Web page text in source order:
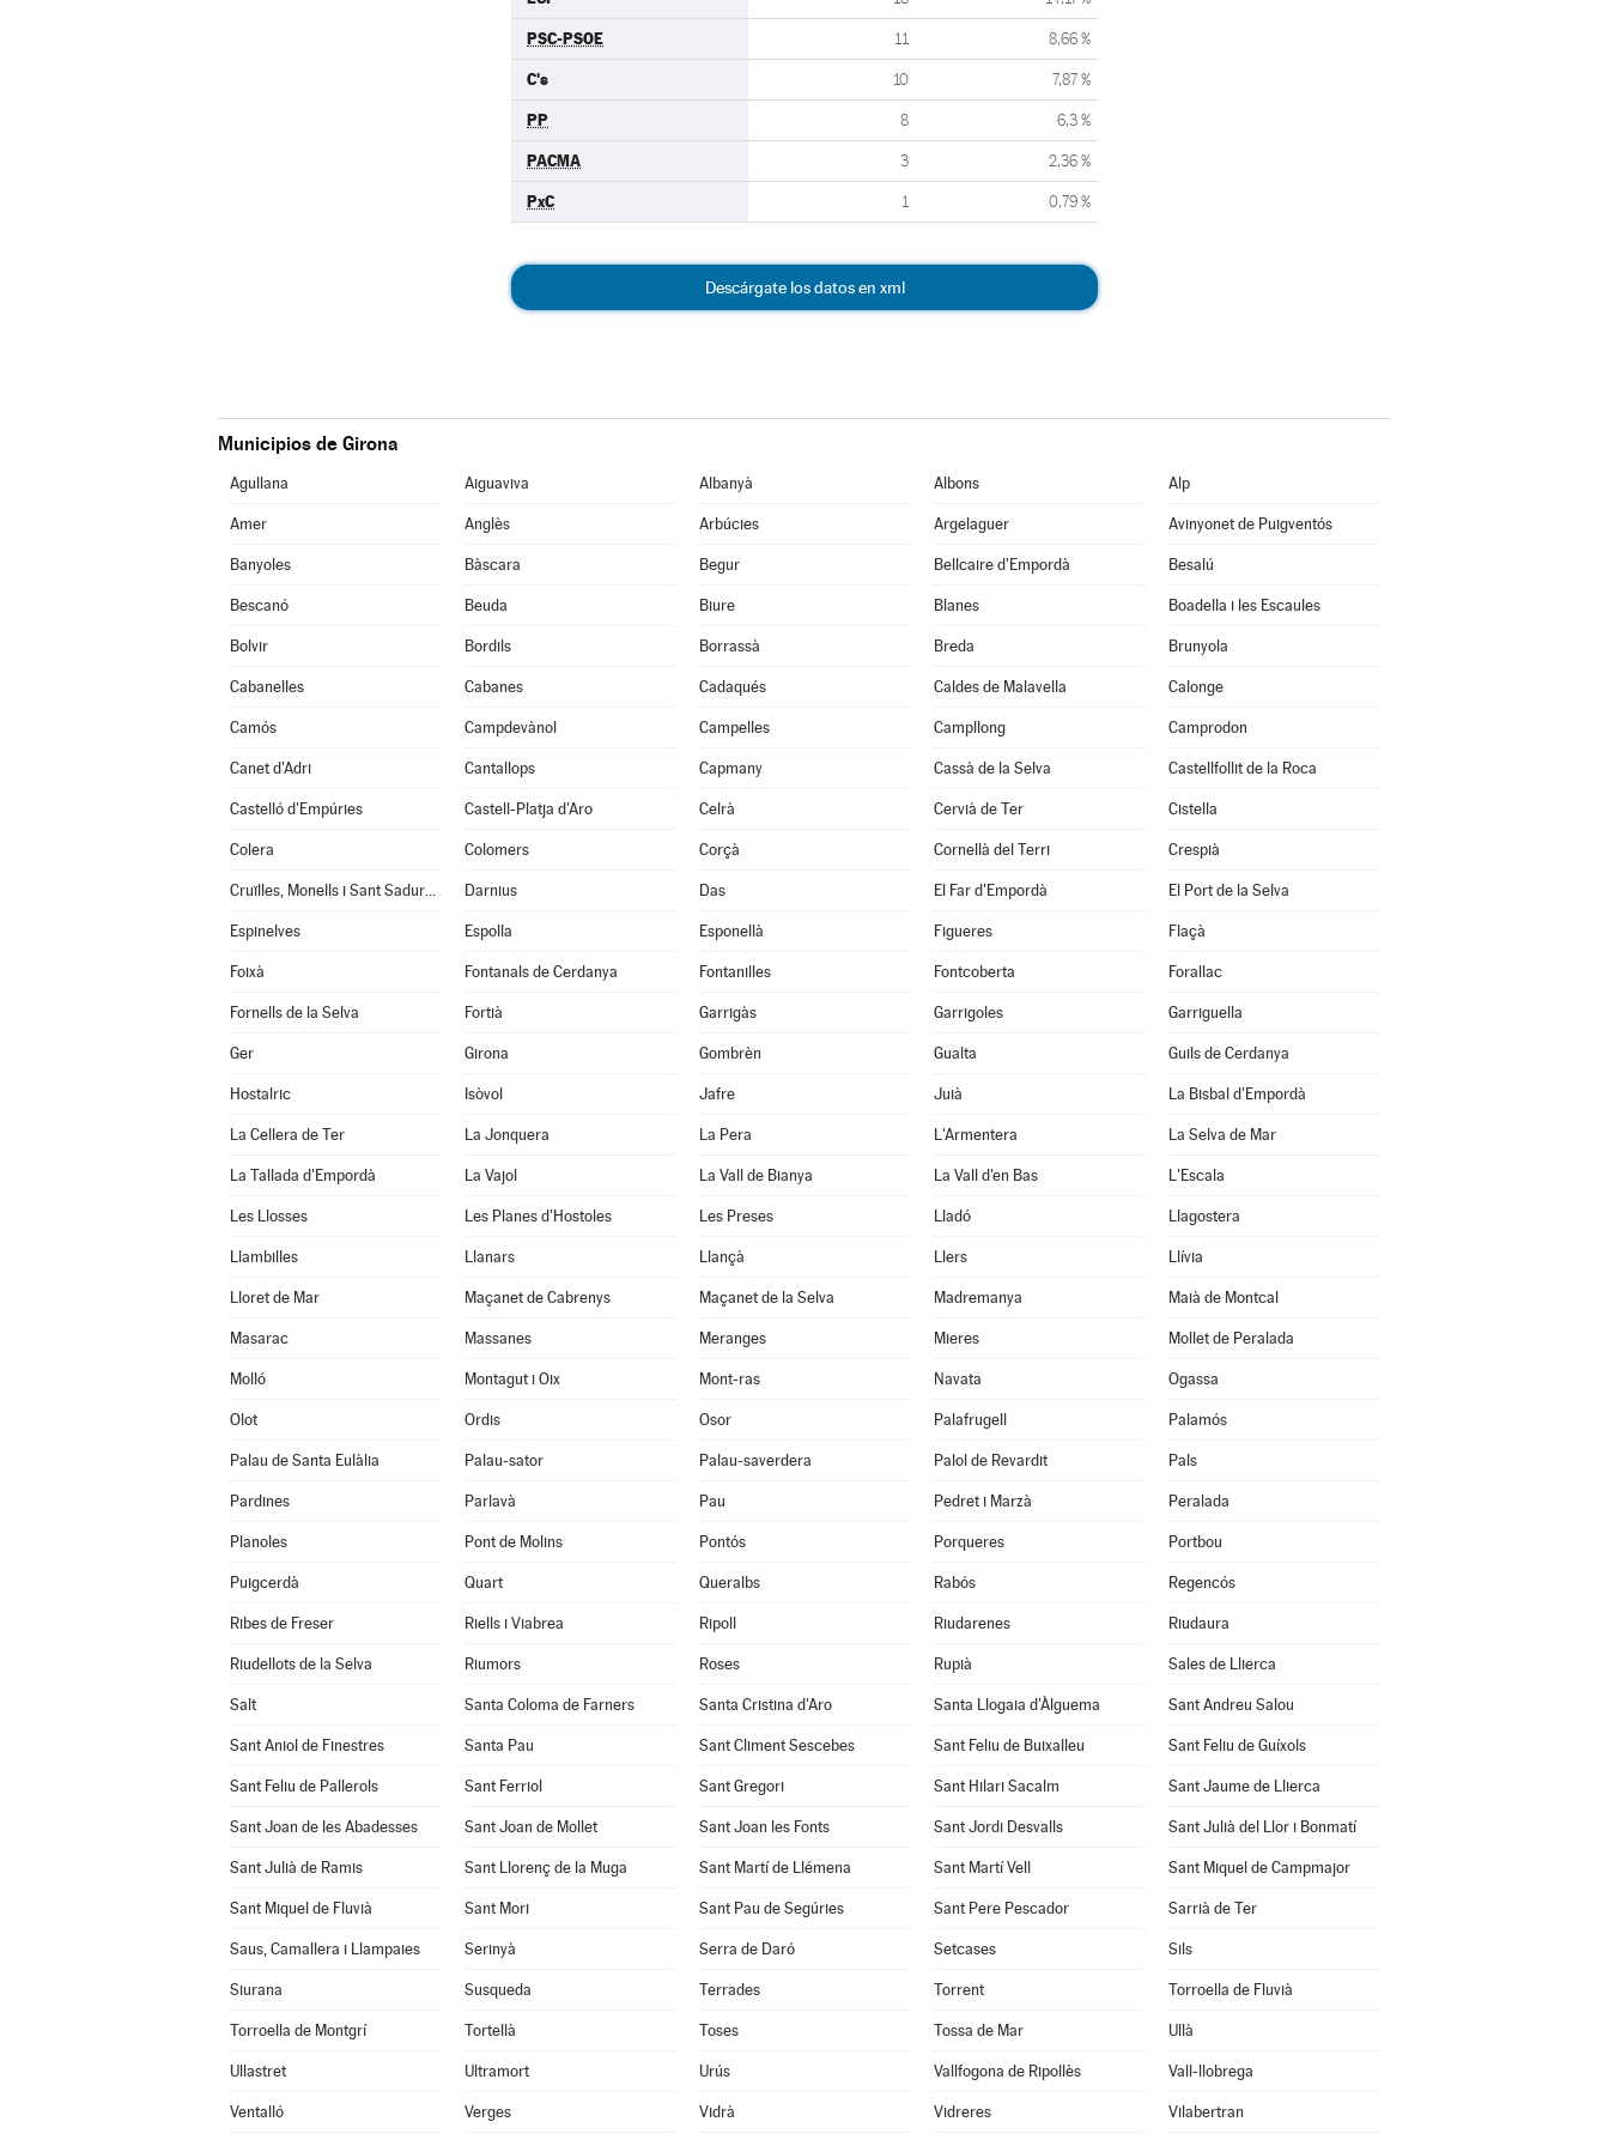
PSC-PSOE 11 8,66 %
C's 10 7,87 %
PP 8 6,3 %
PACMA 3 2,36 %
PxC 1 0,79 %
Descárgate los datos en xml
Municipios de Girona
Agullana Aiguaviva Albanyà Albons Alp
Amer Anglès Arbúcies Argelaguer Avinyonet de Puigventós
Banyoles Bàscara Begur Bellcaire d'Empordà Besalú
Bescanó Beuda Biure Blanes Boadella i les Escaules
Bolvir Bordils Borrassà Breda Brunyola
Cabanelles Cabanes Cadaqués Caldes de Malavella Calonge
Camós Campdevànol Campelles Campllong Camprodon
Canet d'Adri Cantallops Capmany Cassà de la Selva Castellfollit de la Roca
Castelló d'Empúries Castell-Platja d'Aro Celrà Cervià de Ter Cistella
Colera Colomers Corçà Cornellà del Terri Crespià
Cruïlles, Monells i Sant Sadurní de l'Heura Darnius Das El Far d'Empordà El Port de la Selva
Espinelves Espolla Esponellà Figueres Flaçà
Foixà Fontanals de Cerdanya Fontanilles Fontcoberta Forallac
Fornells de la Selva Fortià Garrigàs Garrigoles Garriguella
Ger Girona Gombrèn Gualta Guils de Cerdanya
Hostalric Isòvol Jafre Juià La Bisbal d'Empordà
La Cellera de Ter La Jonquera La Pera L'Armentera La Selva de Mar
La Tallada d'Empordà La Vajol La Vall de Bianya La Vall d'en Bas L'Escala
Les Llosses Les Planes d'Hostoles Les Preses Lladó Llagostera
Llambilles Llanars Llançà Llers Llívia
Lloret de Mar Maçanet de Cabrenys Maçanet de la Selva Madremanya Maià de Montcal
Masarac Massanes Meranges Mieres Mollet de Peralada
Molló Montagut i Oix Mont-ras Navata Ogassa
Olot Ordis Osor Palafrugell Palamós
Palau de Santa Eulàlia Palau-sator Palau-saverdera Palol de Revardit Pals
Pardines Parlavà Pau Pedret i Marzà Peralada
Planoles Pont de Molins Pontós Porqueres Portbou
Puigcerdà Quart Queralbs Rabós Regencós
Ribes de Freser Riells i Viabrea Ripoll Riudarenes Riudaura
Riudellots de la Selva Riumors Roses Rupià Sales de Llierca
Salt Santa Coloma de Farners Santa Cristina d'Aro Santa Llogaia d'Àlguema Sant Andreu Salou
Sant Aniol de Finestres Santa Pau Sant Climent Sescebes Sant Feliu de Buixalleu Sant Feliu de Guíxols
Sant Feliu de Pallerols Sant Ferriol Sant Gregori Sant Hilari Sacalm Sant Jaume de Llierca
Sant Joan de les Abadesses Sant Joan de Mollet Sant Joan les Fonts Sant Jordi Desvalls Sant Julià del Llor i Bonmatí
Sant Julià de Ramis Sant Llorenç de la Muga Sant Martí de Llémena Sant Martí Vell Sant Miquel de Campmajor
Sant Miquel de Fluvià Sant Mori Sant Pau de Segúries Sant Pere Pescador Sarrià de Ter
Saus, Camallera i Llampaies Serinyà Serra de Daró Setcases Sils
Siurana Susqueda Terrades Torrent Torroella de Fluvià
Torroella de Montgrí Tortellà Toses Tossa de Mar Ullà
Ullastret Ultramort Urús Vallfogona de Ripollès Vall-llobrega
Ventalló Verges Vidrà Vidreres Vilabertran